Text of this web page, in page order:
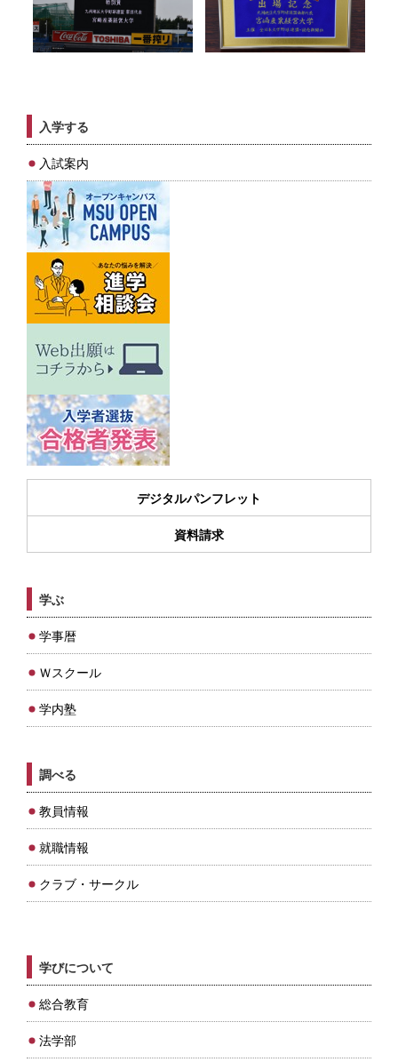
入学する
入試案内
デジタルパンフレット
資料請求
学ぶ
学事暦
Ｗスクール
学内塾
調べる
教員情報
就職情報
クラブ・サークル
学びについて
総合教育
法学部